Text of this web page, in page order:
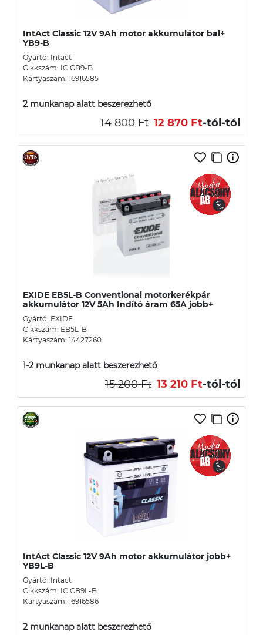
IntAct Classic 12V 9Ah motor akkumulátor bal+
YB9-B
Gyártó: Intact
Cikkszám: IC CB9-B
Kártyaszám: 16916585
2 munkanap alatt beszerezhető
14 800 Ft 12 870 Ft-tól-tól
EXIDE EB5L-B Conventional motorkerékpár
akkumulátor 12V 5Ah Indító áram 65A jobb+
Gyártó: EXIDE
Cikkszám: EB5L-B
Kártyaszám: 14427260
1-2 munkanap alatt beszerezhető
15 200 Ft 13 210 Ft-tól-tól
IntAct Classic 12V 9Ah motor akkumulátor jobb+
YB9L-B
Gyártó: Intact
Cikkszám: IC CB9L-B
Kártyaszám: 16916586
2 munkanap alatt beszerezhető